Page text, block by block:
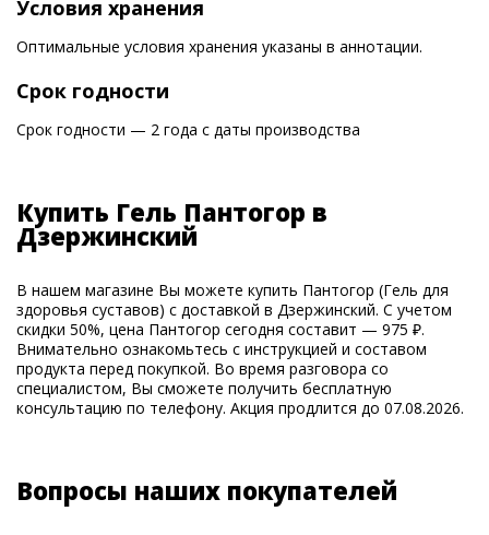
Условия хранения
Оптимальные условия хранения указаны в аннотации.
Срок годности
Срок годности — 2 года с даты производства
Купить Гель Пантогор в
Дзержинский
В нашем магазине Вы можете купить Пантогор (Гель для
здоровья суставов) с доставкой в Дзержинский. С учетом
скидки 50%, цена Пантогор сегодня составит — 975 ₽.
Внимательно ознакомьтесь с инструкцией и составом
продукта перед покупкой. Во время разговора со
специалистом, Вы сможете получить бесплатную
консультацию по телефону. Акция продлится до 07.08.2026.
Вопросы наших покупателей